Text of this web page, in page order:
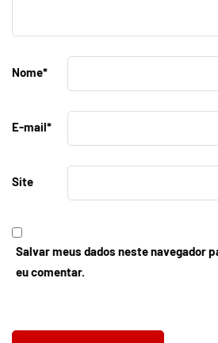
Nome*
E-mail*
Site
Salvar meus dados neste navegador
eu comentar.